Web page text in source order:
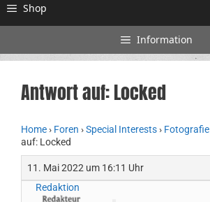
Shop
Information
Antwort auf: Locked
Home› Foren ›Special Interests› Fotografie
auf: Locked
11. Mai 2022 um 16:11 Uhr
Redaktion